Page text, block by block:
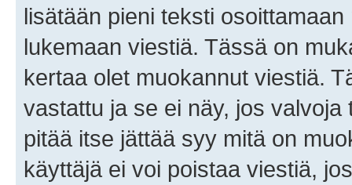
lisätään pieni teksti
lukemaan viestiä. Tässä on
kertaa olet muokannut viestiä.
vastattu ja se ei näy, jos
pitää itse jättää syy mitä on
käyttäjä ei voi poistaa viestiä,